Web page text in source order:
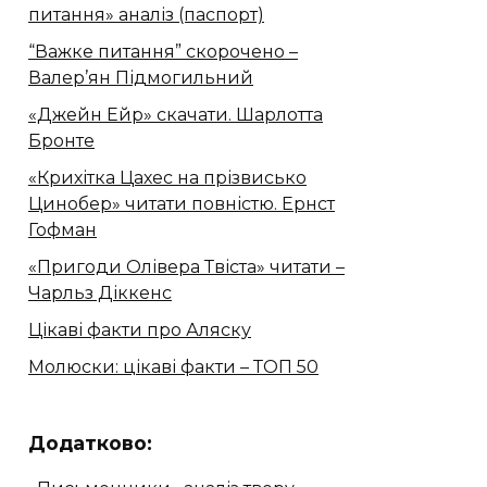
питання» аналіз (паспорт)
“Важке питання” скорочено –
Валер’ян Підмогильний
«Джейн Ейр» скачати. Шарлотта
Бронте
«Крихітка Цахес на прізвисько
Цинобер» читати повністю. Ернст
Гофман
«Пригоди Олівера Твіста» читати –
Чарльз Діккенс
Цікаві факти про Аляску
Молюски: цікаві факти – ТОП 50
Додатково: